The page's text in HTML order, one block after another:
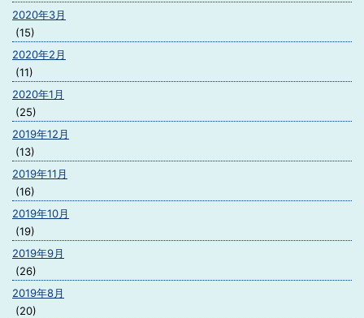
2020年3月
(15)
2020年2月
(11)
2020年1月
(25)
2019年12月
(13)
2019年11月
(16)
2019年10月
(19)
2019年9月
(26)
2019年8月
(20)